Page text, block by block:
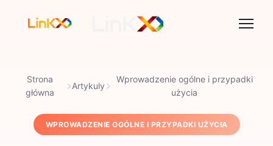
Strona
główna
Artykuly
Wprowadzenie ogólne i przypadki
użycia
WPROWADZENIE OGÓLNE I PRZYPADKI UŻYCIA